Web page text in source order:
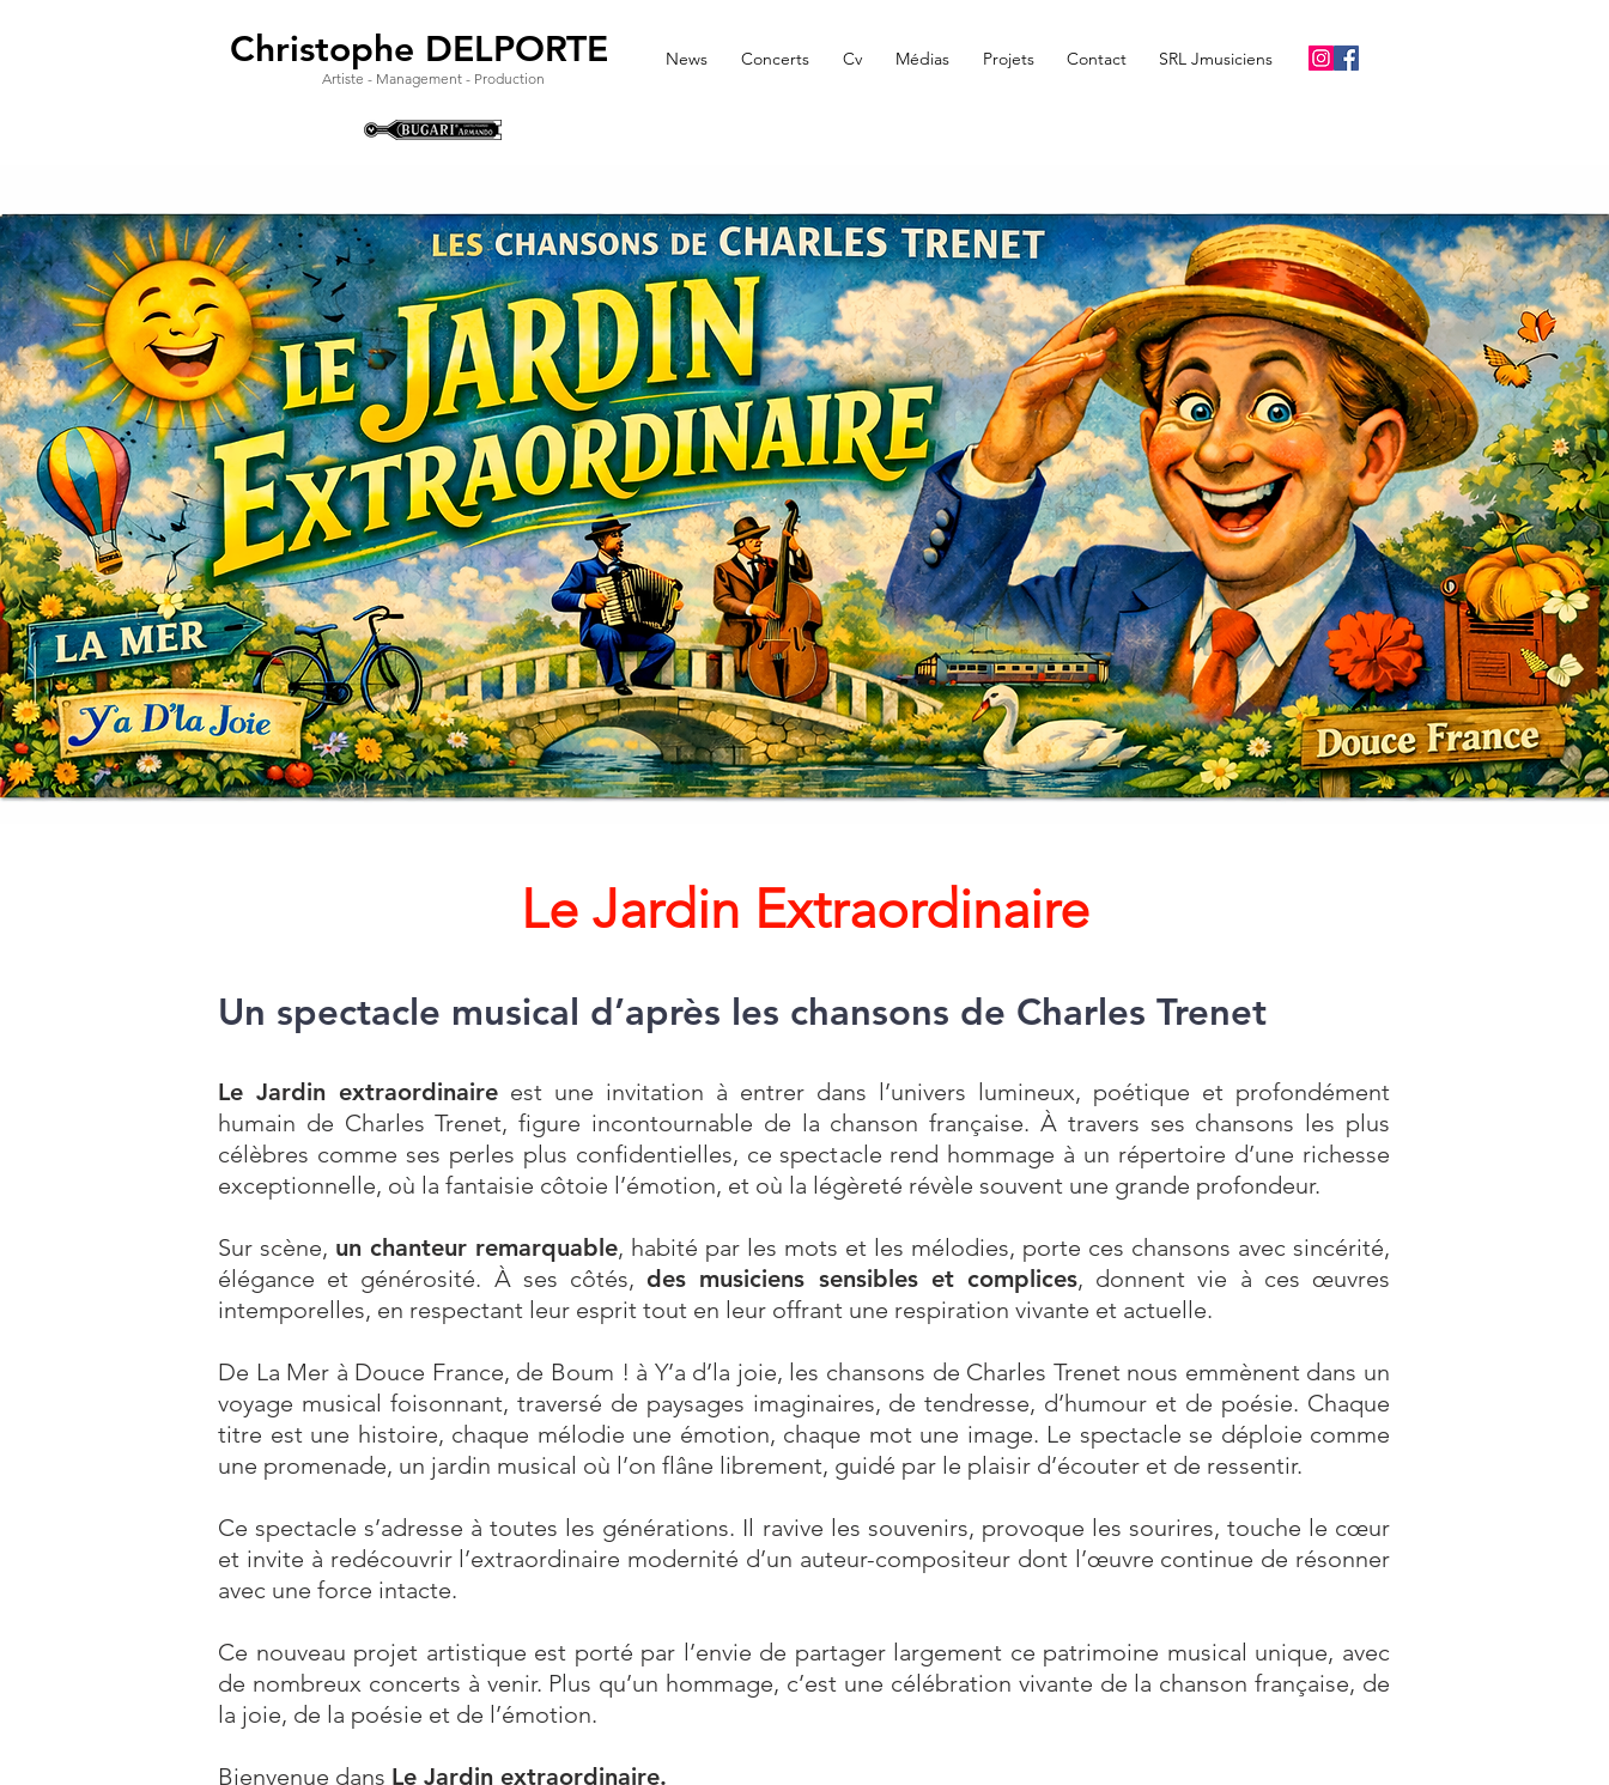
Christophe DELPORTE
Artiste - Management - Production
News Concerts Cv Médias Projets Contact SRL Jmusiciens
Le Jardin Extraordinaire
Un spectacle musical d’après les chansons de Charles Trenet
Le Jardin extraordinaire est une invitation à entrer dans l’univers lumineux, poétique et profondément
humain de Charles Trenet, figure incontournable de la chanson française. À travers ses chansons les plus
célèbres comme ses perles plus confidentielles, ce spectacle rend hommage à un répertoire d’une richesse
exceptionnelle, où la fantaisie côtoie l’émotion, et où la légèreté révèle souvent une grande profondeur.
Sur scène, un chanteur remarquable, habité par les mots et les mélodies, porte ces chansons avec sincérité,
élégance et générosité. À ses côtés, des musiciens sensibles et complices, donnent vie à ces œuvres
intemporelles, en respectant leur esprit tout en leur offrant une respiration vivante et actuelle.
De La Mer à Douce France, de Boum ! à Y’a d’la joie, les chansons de Charles Trenet nous emmènent dans un
voyage musical foisonnant, traversé de paysages imaginaires, de tendresse, d’humour et de poésie. Chaque
titre est une histoire, chaque mélodie une émotion, chaque mot une image. Le spectacle se déploie comme
une promenade, un jardin musical où l’on flâne librement, guidé par le plaisir d’écouter et de ressentir.
Ce spectacle s’adresse à toutes les générations. Il ravive les souvenirs, provoque les sourires, touche le cœur
et invite à redécouvrir l’extraordinaire modernité d’un auteur-compositeur dont l’œuvre continue de résonner
avec une force intacte.
Ce nouveau projet artistique est porté par l’envie de partager largement ce patrimoine musical unique, avec
de nombreux concerts à venir. Plus qu’un hommage, c’est une célébration vivante de la chanson française, de
la joie, de la poésie et de l’émotion.
Bienvenue dans Le Jardin extraordinaire.